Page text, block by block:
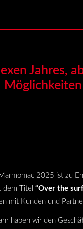
Jahres,
Möglichkeiten
2025 ist zu
dem Titel “Over the
mit Kunden und
haben wir den